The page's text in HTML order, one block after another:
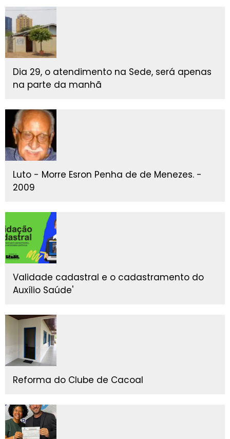
Dia 29, o atendimento na Sede, será apenas
na parte da manhã
Luto - Morre Esron Penha de de Menezes. -
2009
Validade cadastral e o cadastramento do
Auxílio Saúde'
Reforma do Clube de Cacoal